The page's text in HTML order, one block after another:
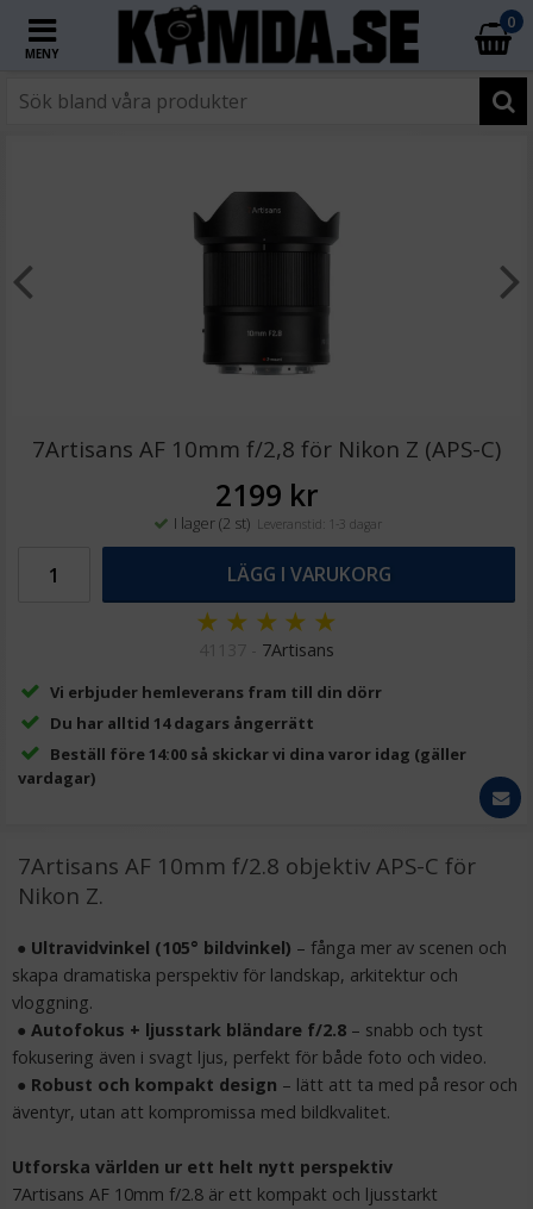
MENY
0
169 kr
JJC Handledsrem med snabbkoppling för spegellös
★★ ★★★
149 kr
LÄGG I VARUKORG
7Artisans AF 10mm f/2,8 för Nikon Z (APS-C)
2199 kr
I lager (2 st) Leveranstid: 1-3 dagar
LÄGG I VARUKORG
★ ★ ★ ★ ★
7Artisans
Vi erbjuder hemleverans fram till din dörr
Du har alltid 14 dagars ångerrätt
Beställ före 14:00 så skickar vi dina varor idag (gäller
vardagar)
7Artisans AF 10mm f/2.8 objektiv APS-C för
Nikon Z.
● Ultravidvinkel (105° bildvinkel) – fånga mer av scenen och
skapa dramatiska perspektiv för landskap, arkitektur och
vloggning.
● Autofokus + ljusstark bländare f/2.8 – snabb och tyst
fokusering även i svagt ljus, perfekt för både foto och video.
● Robust och kompakt design – lätt att ta med på resor och
äventyr, utan att kompromissa med bildkvalitet.
Utforska världen ur ett helt nytt perspektiv
7Artisans AF 10mm f/2.8 är ett kompakt och ljusstarkt